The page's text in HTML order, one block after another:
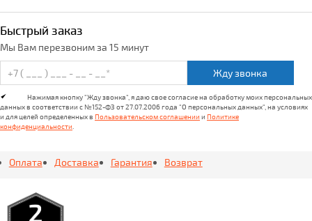
Быстрый заказ
Мы Вам перезвоним за 15 минут
Жду звонка
Нажимая кнопку "Жду звонка", я даю свое согласие на обработку моих персональных
данных в соответствии с №152-ФЗ от 27.07.2006 года "О персональных данных", на условиях
и для целей определенных в Пользовательском соглашении и Политике
конфиденциальности
Оплата Доставка Гарантия Возврат